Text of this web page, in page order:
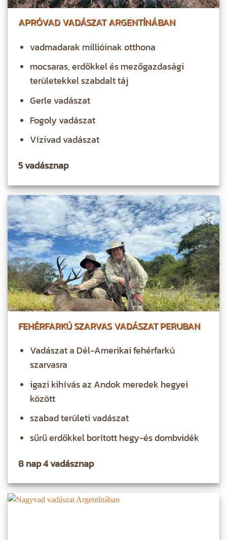
APRÓVAD VADÁSZAT ARGENTÍNÁBAN
vadmadarak millióinak otthona
mocsaras, erdőkkel és mezőgazdasági
területekkel szabdalt táj
Gerle vadászat
Fogoly vadászat
Vízivad vadászat
5 vadásznap
FEHÉRFARKÚ SZARVAS VADÁSZAT PERUBAN
Vadászat a Dél-Amerikai fehérfarkú
szarvasra
igazi kihívás az Andok meredek hegyei
között
szabad területi vadászat
sűrű erdőkkel borított hegy-és dombvidék
8 nap 4 vadásznap